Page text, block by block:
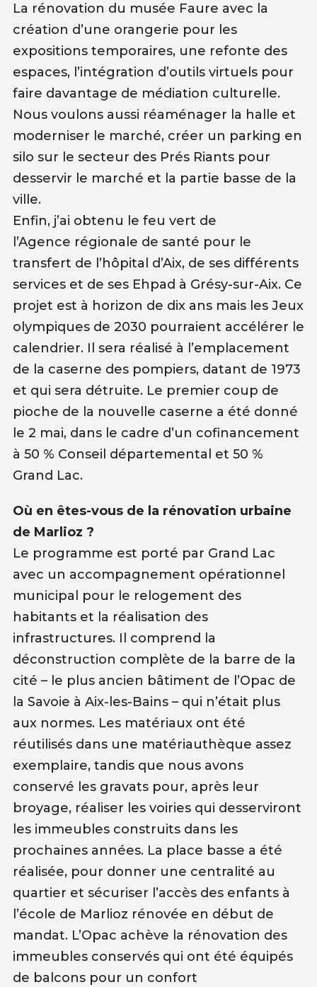
La rénovation du musée Faure avec la
création d’une orangerie pour les
expositions temporaires, une refonte des
espaces, l’intégration d’outils virtuels pour
faire davantage de médiation culturelle.
Nous voulons aussi réaménager la halle et
moderniser le marché, créer un parking en
silo sur le secteur des Prés Riants pour
desservir le marché et la partie basse de la
ville.
Enfin, j’ai obtenu le feu vert de
l’Agence régionale de santé pour le
transfert de l’hôpital d’Aix, de ses différents
services et de ses Ehpad à Grésy-sur-Aix. Ce
projet est à horizon de dix ans mais les Jeux
olympiques de 2030 pourraient accélérer le
calendrier. Il sera réalisé à l’emplacement
de la caserne des pompiers, datant de 1973
et qui sera détruite. Le premier coup de
pioche de la nouvelle caserne a été donné
le 2 mai, dans le cadre d’un cofinancement
à 50 % Conseil départemental et 50 %
Grand Lac.
Où en êtes-vous de la rénovation urbaine
de Marlioz ?
Le programme est porté par Grand Lac
avec un accompagnement opérationnel
municipal pour le relogement des
habitants et la réalisation des
infrastructures. Il comprend la
déconstruction complète de la barre de la
cité – le plus ancien bâtiment de l’Opac de
la Savoie à Aix-les-Bains – qui n’était plus
aux normes. Les matériaux ont été
réutilisés dans une matériauthèque assez
exemplaire, tandis que nous avons
conservé les gravats pour, après leur
broyage, réaliser les voiries qui desserviront
les immeubles construits dans les
prochaines années. La place basse a été
réalisée, pour donner une centralité au
quartier et sécuriser l’accès des enfants à
l’école de Marlioz rénovée en début de
mandat. L’Opac achève la rénovation des
immeubles conservés qui ont été équipés
de balcons pour un confort